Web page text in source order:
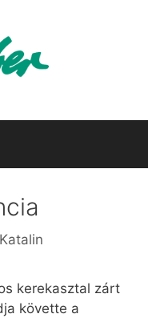
kerekasztal zárt
követte a